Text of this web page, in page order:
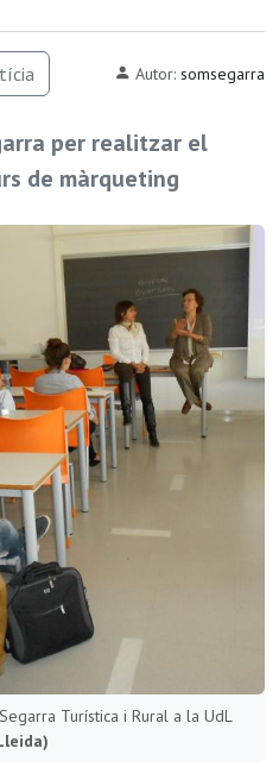
Autor: somsegarra
per realitzar el
de màrqueting
Turística i Rural a la UdL